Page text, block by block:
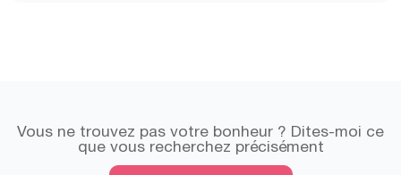
Vous ne trouvez pas votre bonheur ? Dites-moi ce
que vous recherchez précisément